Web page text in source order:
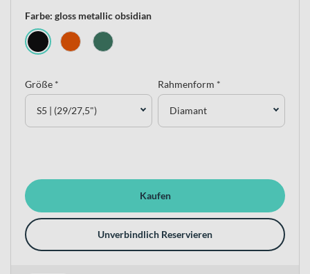
Farbe: gloss metallic obsidian
Größe *
S5 | (29/27,5")
Rahmenform *
Diamant
Kaufen
Unverbindlich Reservieren